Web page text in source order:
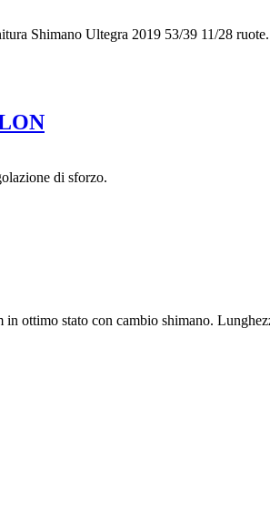
Shimano Ultegra 2019 53/39 11/28
di sforzo.
ottimo stato con cambio shimano.